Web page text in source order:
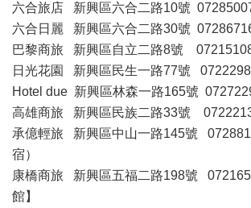
六合旅店 新興區六合二路10號
六合日麗 新興區六合二路30號
巴黎商旅 新興區自立二路8號
日光花園 新興區民生一路77號
Hotel due 新興區林森一路165號
高雄商旅 新興區民族二路33號
承億輕旅 新興區中山一路145號
宿）
康橋商旅 新興區五福二路198號
館】